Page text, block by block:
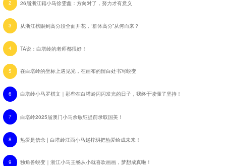
2 26届浙江籍小马徐雯鑫：方向对了，努力才有意义
3 从浙江榜眼到高分段全面开花，“群体高分”从何而来？
4 TA说：白塔岭的老师都很好！
5 在白塔岭的坐标上遇见光，在画布的留白处书写蜕变
6 白塔岭小马罗棋文｜那些在白塔岭闪闪发光的日子，我终于读懂了坚持！
7 白塔岭2025届澳门小马佘敏钰提前录取国美！
8 热爱是信念 | 白塔岭江西小马赵梓玥把热爱绘成未来！
9 独角兽蜕变｜浙江小马王畅从小就喜欢画画，梦想成真啦！